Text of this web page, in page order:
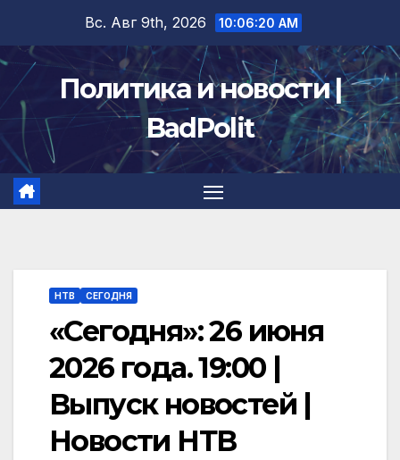
содержимому
Вс. Авг 9th, 2026 10:06:20 AM
Политика и новости |
BadPolit
НТВ СЕГОДНЯ
«Сегодня»: 26 июня
2026 года. 19:00 |
Выпуск новостей |
Новости НТВ